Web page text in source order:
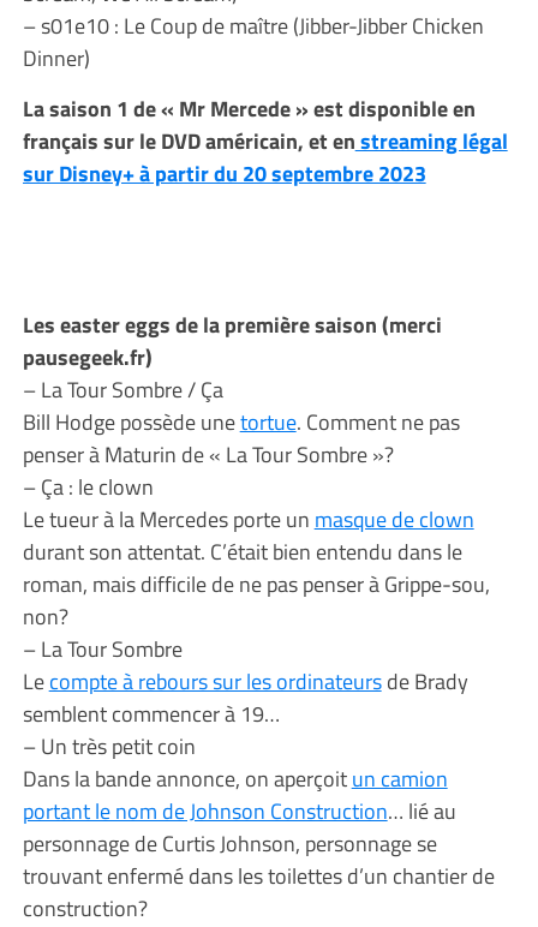
– s01e10 : Le Coup de maître (Jibber-Jibber Chicken
Dinner)
La saison 1 de « Mr Mercede » est disponible en
français sur le DVD américain, et enstreaming légal
sur Disney+ à partir du 20 septembre 2023
Les easter eggs de la première saison (merci
pausegeek.fr)
– La Tour Sombre / Ça
Bill Hodge possède unetortue. Comment ne pas
penser à Maturin de « La Tour Sombre »?
– Ça : le clown
Le tueur à la Mercedes porte un masque de clown
durant son attentat. C’était bien entendu dans le
roman, mais difficile de ne pas penser à Grippe-sou,
non?
– La Tour Sombre
Lecompte à rebours sur les ordinateursde Brady
semblent commencer à 19…
– Un très petit coin
Dans la bande annonce, on aperçoitun camion
portant le nom de Johnson Construction… lié au
personnage de Curtis Johnson, personnage se
trouvant enfermé dans les toilettes d’un chantier de
construction?